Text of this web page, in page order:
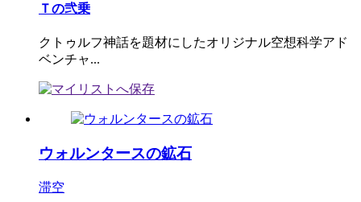
Ｔの弐乗
クトゥルフ神話を題材にしたオリジナル空想科学アド
ベンチャ...
ウォルンタースの鉱石
滞空